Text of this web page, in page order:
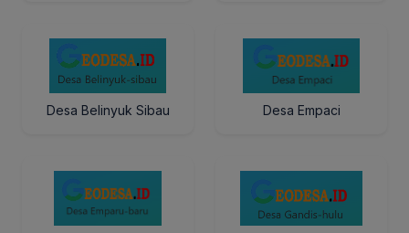
Desa Belinyuk Sibau Desa Empaci